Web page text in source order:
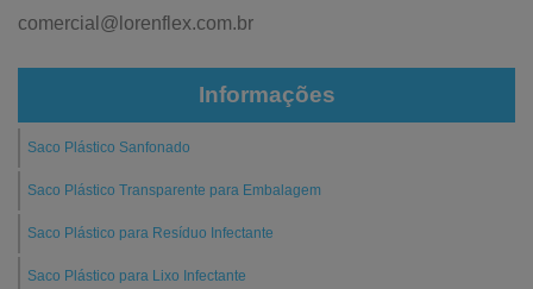
comercial@lorenflex.com.br
Informações
Saco Plástico Sanfonado
Saco Plástico Transparente para Embalagem
Saco Plástico para Resíduo Infectante
Saco Plástico para Lixo Infectante